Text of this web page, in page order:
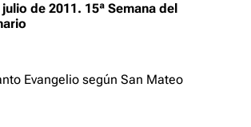
de 2011. 15ª Semana del
Evangelio según San Mateo